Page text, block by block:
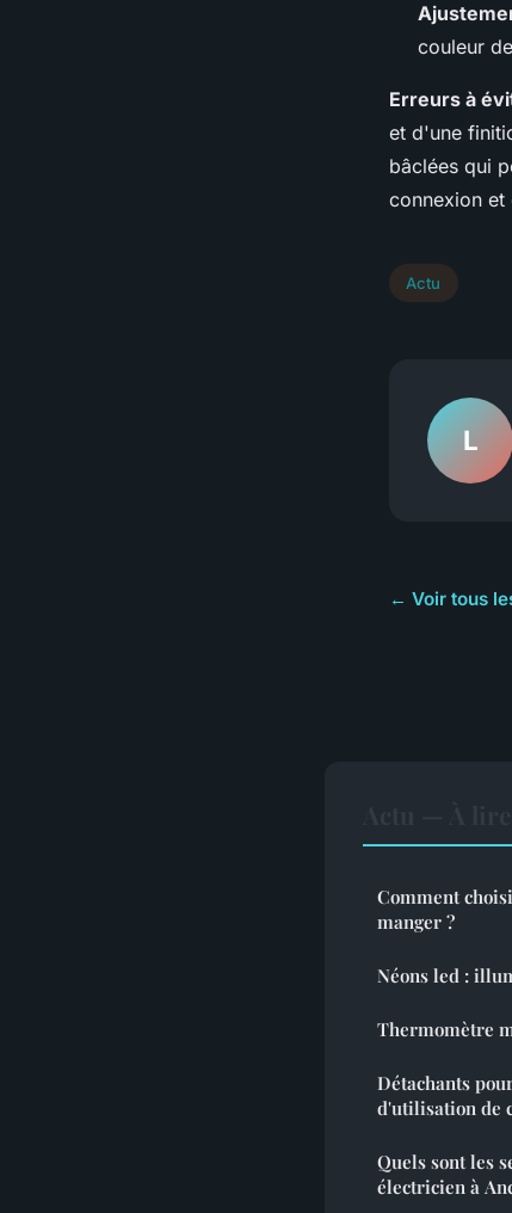
couleur
Erreurs à
et d'une
bâclées qui
connexion et
Actu
L
← Voir tous
Comment
manger ?
Néons led :
Thermomètre
Détachants
d'utilisation de
Quels sont les
électricien à